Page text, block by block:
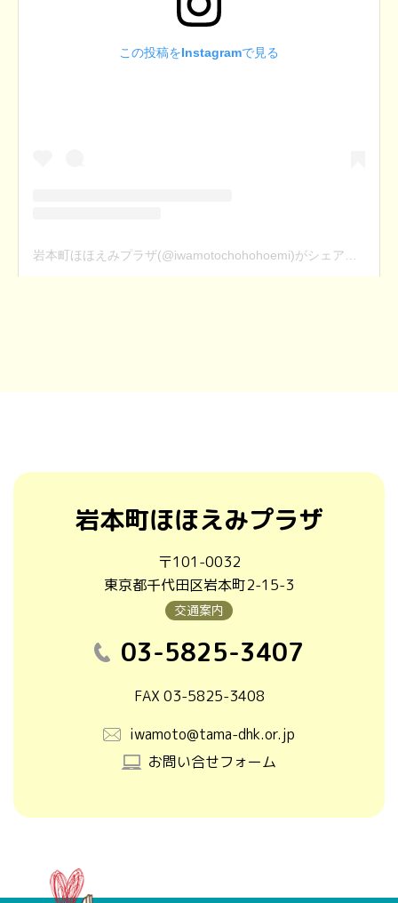
この投稿をInstagramで見る
岩本町ほほえみプラザ
〒101-0032
東京都千代田区岩本町2-15-3
交通案内
03-5825-3407
FAX 03-5825-3408
iwamoto@tama-dhk.or.jp
お問い合せフォーム